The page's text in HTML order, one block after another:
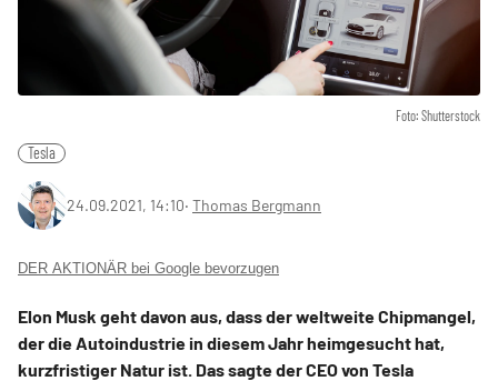
Foto: Shutterstock
Tesla
24.09.2021, 14:10‧ Thomas Bergmann
DER AKTIONÄR bei Google bevorzugen
Elon Musk geht davon aus, dass der weltweite Chipmangel,
der die Autoindustrie in diesem Jahr heimgesucht hat,
kurzfristiger Natur ist. Das sagte der CEO von Tesla